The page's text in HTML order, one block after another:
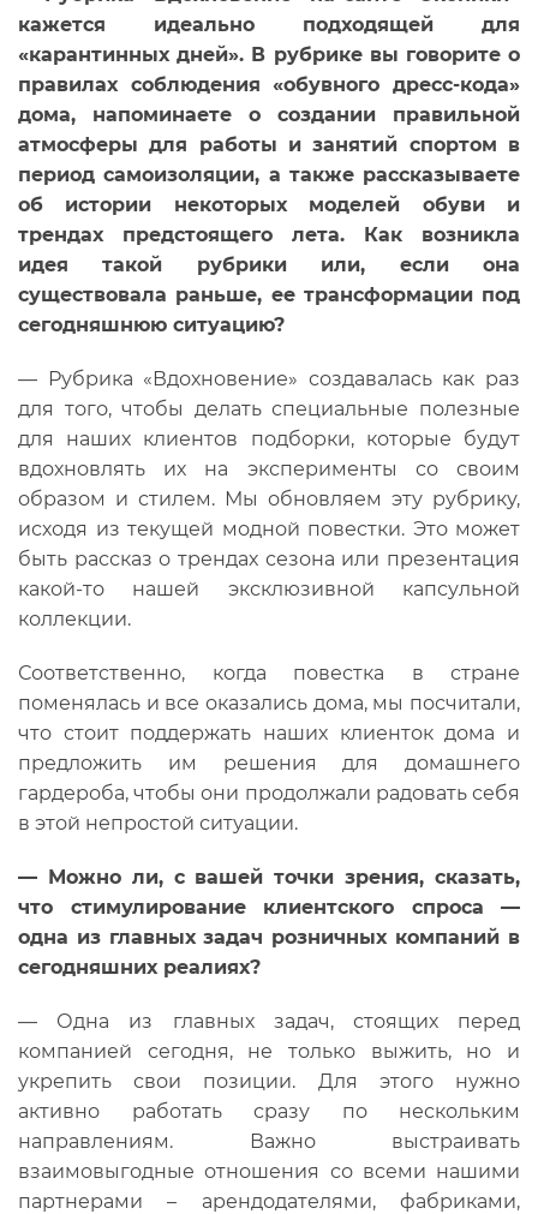
кажется идеально подходящей для
«карантинных дней». В рубрике вы говорите о
правилах соблюдения «обувного дресс-кода»
дома, напоминаете о создании правильной
атмосферы для работы и занятий спортом в
период самоизоляции, а также рассказываете
об истории некоторых моделей обуви и
трендах предстоящего лета.
Как возникла
идея такой рубрики или, если она
существовала раньше, ее трансформации под
сегодняшнюю ситуацию?
— Рубрика «Вдохновение» создавалась как раз
для того, чтобы делать специальные полезные
для наших клиентов подборки, которые будут
вдохновлять их на эксперименты со своим
образом и стилем. Мы обновляем эту рубрику,
исходя из текущей модной повестки. Это может
быть рассказ о трендах сезона или презентация
какой-то нашей эксклюзивной капсульной
коллекции.
Соответственно, когда повестка в стране
поменялась и все оказались дома, мы посчитали,
что стоит поддержать наших клиенток дома и
предложить им решения для домашнего
гардероба, чтобы они продолжали радовать себя
в этой непростой ситуации.
— Можно ли, с вашей точки зрения, сказать,
что стимулирование клиентского спроса —
одна из главных задач розничных компаний в
сегодняшних реалиях?
— Одна из главных задач, стоящих перед
компанией сегодня, не только выжить, но и
укрепить свои позиции. Для этого нужно
активно работать сразу по нескольким
направлениям. Важно выстраивать
взаимовыгодные отношения со всеми нашими
партнерами – арендодателями, фабриками,